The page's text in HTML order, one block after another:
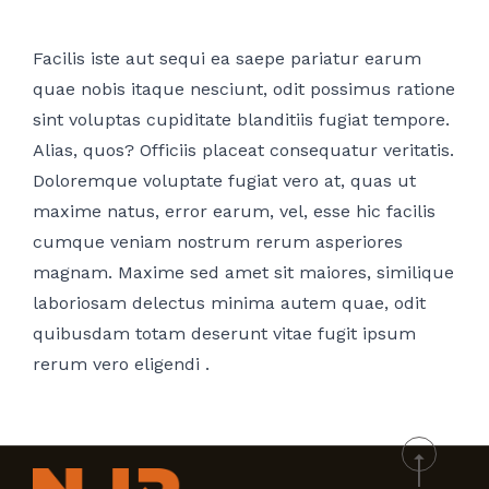
Facilis iste aut sequi ea saepe pariatur earum
quae nobis itaque nesciunt, odit possimus ratione
sint voluptas cupiditate blanditiis fugiat tempore.
Alias, quos? Officiis placeat consequatur veritatis.
Doloremque voluptate fugiat vero at, quas ut
maxime natus, error earum, vel, esse hic facilis
cumque veniam nostrum rerum asperiores
magnam. Maxime sed amet sit maiores, similique
laboriosam delectus minima autem quae, odit
quibusdam totam deserunt vitae fugit ipsum
rerum vero eligendi .